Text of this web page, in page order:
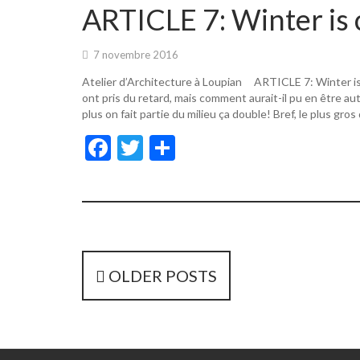
o
k
ARTICLE 7: Winter
7 novembre 2016
Atelier d’Architecture à Loupian ARTICLE 7: Winter
ont pris du retard, mais comment aurait-il pu en être
plus on fait partie du milieu ça double! Bref, le plus gros
F
e
o
o
k
T
itt ta
er
P
s
OLDER POSTS